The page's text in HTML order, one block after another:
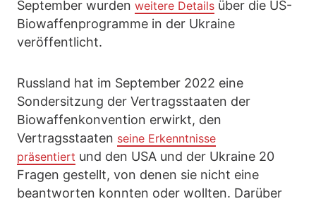
September wurden weitere Details über die US-
Biowaffenprogramme in der Ukraine
veröffentlicht.
Russland hat im September 2022 eine
Sondersitzung der Vertragsstaaten der
Biowaffenkonvention erwirkt, den
Vertragsstaaten seine Erkenntnisse
präsentiert und den USA und der Ukraine 20
Fragen gestellt, von denen sie nicht eine
beantworten konnten oder wollten. Darüber